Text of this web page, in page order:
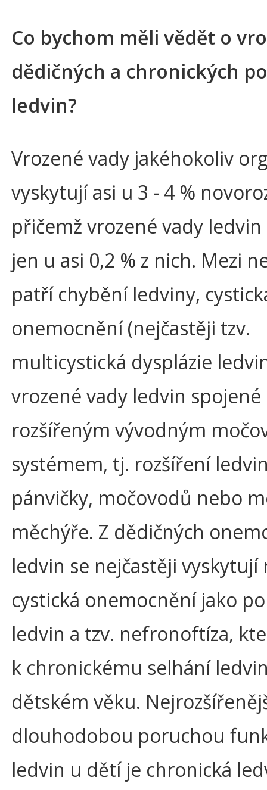
Co bychom měli vědět o
dědičných a chronických
ledvin?
Vrozené vady jakéhokoliv
vyskytují asi u 3 - 4 %
přičemž vrozené vady ledvin
jen u asi 0,2 % z nich. Mezi
patří chybění ledviny,
onemocnění (nejčastěji tzv.
multicystická dysplázie
vrozené vady ledvin spojené
rozšířeným vývodným
systémem, tj. rozšíření
pánvičky, močovodů nebo
měchýře. Z dědičných
ledvin se nejčastěji vyskytují
cystická onemocnění jako
ledvin a tzv. nefronoftíza,
k chronickému selhání
dětském věku.
dlouhodobou poruchou
ledvin u dětí je chronická